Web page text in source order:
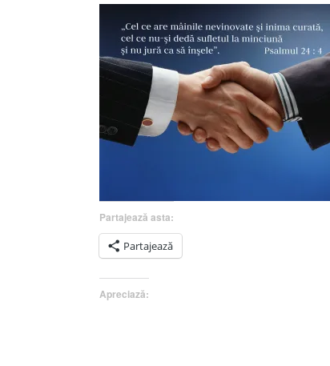
Partajează asta:
Partajează
Apreciază: